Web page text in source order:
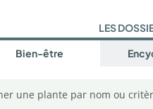
LES
Bien-être
une plante par nom ou